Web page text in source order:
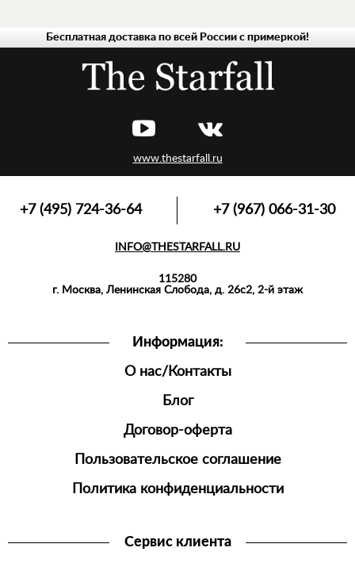
МУЖСКАЯБесплатная доставка по всей России с примеркой!
www.thestarfall.ru
Информация:
О нас/Контакты
Блог
Договор-оферта
Пользовательское соглашение
Политика конфиденциальности
Сервис клиента
+7 (495) 724-36-64 +7 (967) 066-31-30
INFO@THESTARFALL.RU
115280
г. Москва, Ленинская Слобода, д. 26с2, 2-й этаж